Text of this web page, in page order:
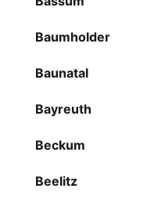
Baumholder
Baunatal
Bayreuth
Beckum
Beelitz